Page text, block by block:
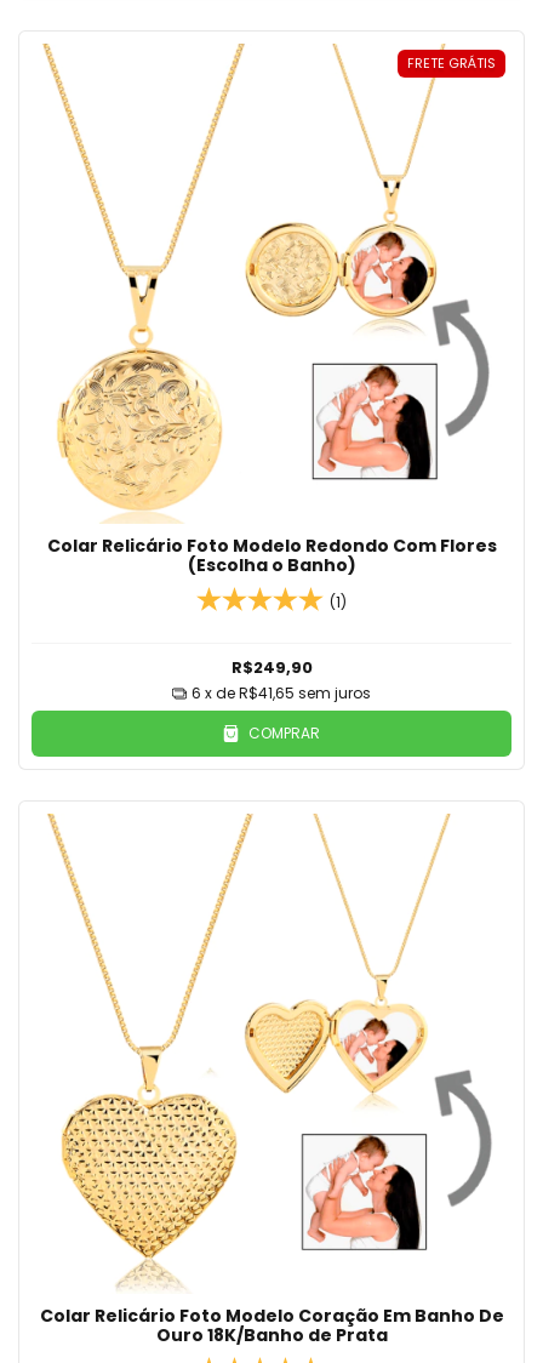
FRETE GRÁTIS
Colar Relicário Foto Modelo Redondo Com Flores
(Escolha o Banho)
(1)
R$249,90
6 x deR$41,65 sem juros
COMPRAR
Colar Relicário Foto Modelo Coração Em Banho De
Ouro 18K/Banho de Prata